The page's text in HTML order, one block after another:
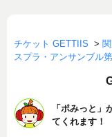
チケット GETTIIS >
スプラ・アンサンブル
「ポみっと」
てくれます！